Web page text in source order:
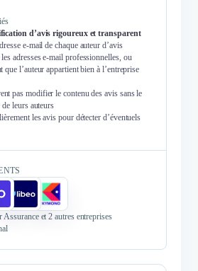
d’avis rigoureux et transparent
e-mail de chaque auteur d’avis
adresses e-mail professionnelles, ou
l’auteur appartient bien à l’entreprise
pas modifier le contenu des avis sans le
leurs auteurs
les avis pour détecter d’éventuels
et 2 autres entreprises